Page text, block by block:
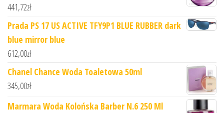
441,72zł
Prada PS 17 US ACTIVE TFY9P1 BLUE RUBBER dark
blue mirror blue
612,00zł
Chanel Chance Woda Toaletowa 50ml
345,00zł
Marmara Woda Kolońska Barber N.6 250 Ml